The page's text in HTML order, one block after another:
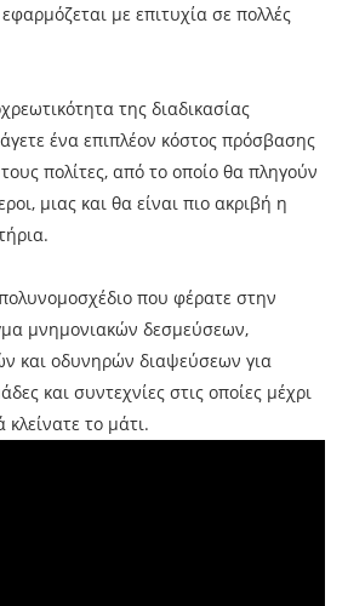
με επιτυχία σε πολλές
της διαδικασίας
ένα επιπλέον κόστος πρόσβασης
πολίτες, από το οποίο θα πληγούν
μιας και θα είναι πιο ακριβή η
που φέρατε στην
μνημονιακών δεσμεύσεων,
και οδυνηρών διαψεύσεων για
και συντεχνίες στις οποίες μέχρι
το μάτι.